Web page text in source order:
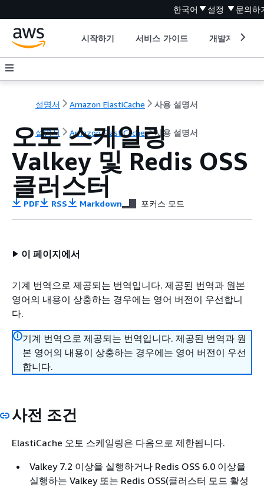
한국어 설정 문의하
시작하기 서비스 가이드 개발자 도구
설명서 Amazon ElastiCache 사용 설명서
설명서 Amazon ElastiCache 사용 설명서
오토 스케일링
Valkey 및 Redis OSS
클러스터
PDF RSS Markdown 포커스 모드
이 페이지에서
기계 번역으로 제공되는 번역입니다. 제공된 번역과 원본
영어의 내용이 상충하는 경우에는 영어 버전이 우선합니
다.
기계 번역으로 제공되는 번역입니다. 제공된 번역과 원
본 영어의 내용이 상충하는 경우에는 영어 버전이 우선
합니다.
사전 조건
ElastiCache 오토 스케일링은 다음으로 제한됩니다.
Valkey 7.2 이상을 실행하거나 Redis OSS 6.0 이상을
실행하는 Valkey 또는 Redis OSS(클러스터 모드 활성